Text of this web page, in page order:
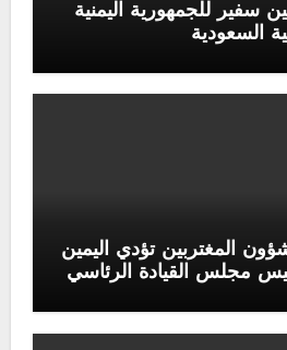
سفير للجمهورية اليمنية
السعودية
المغتربين تؤدي اليمين
مجلس القيادة الرئاسي